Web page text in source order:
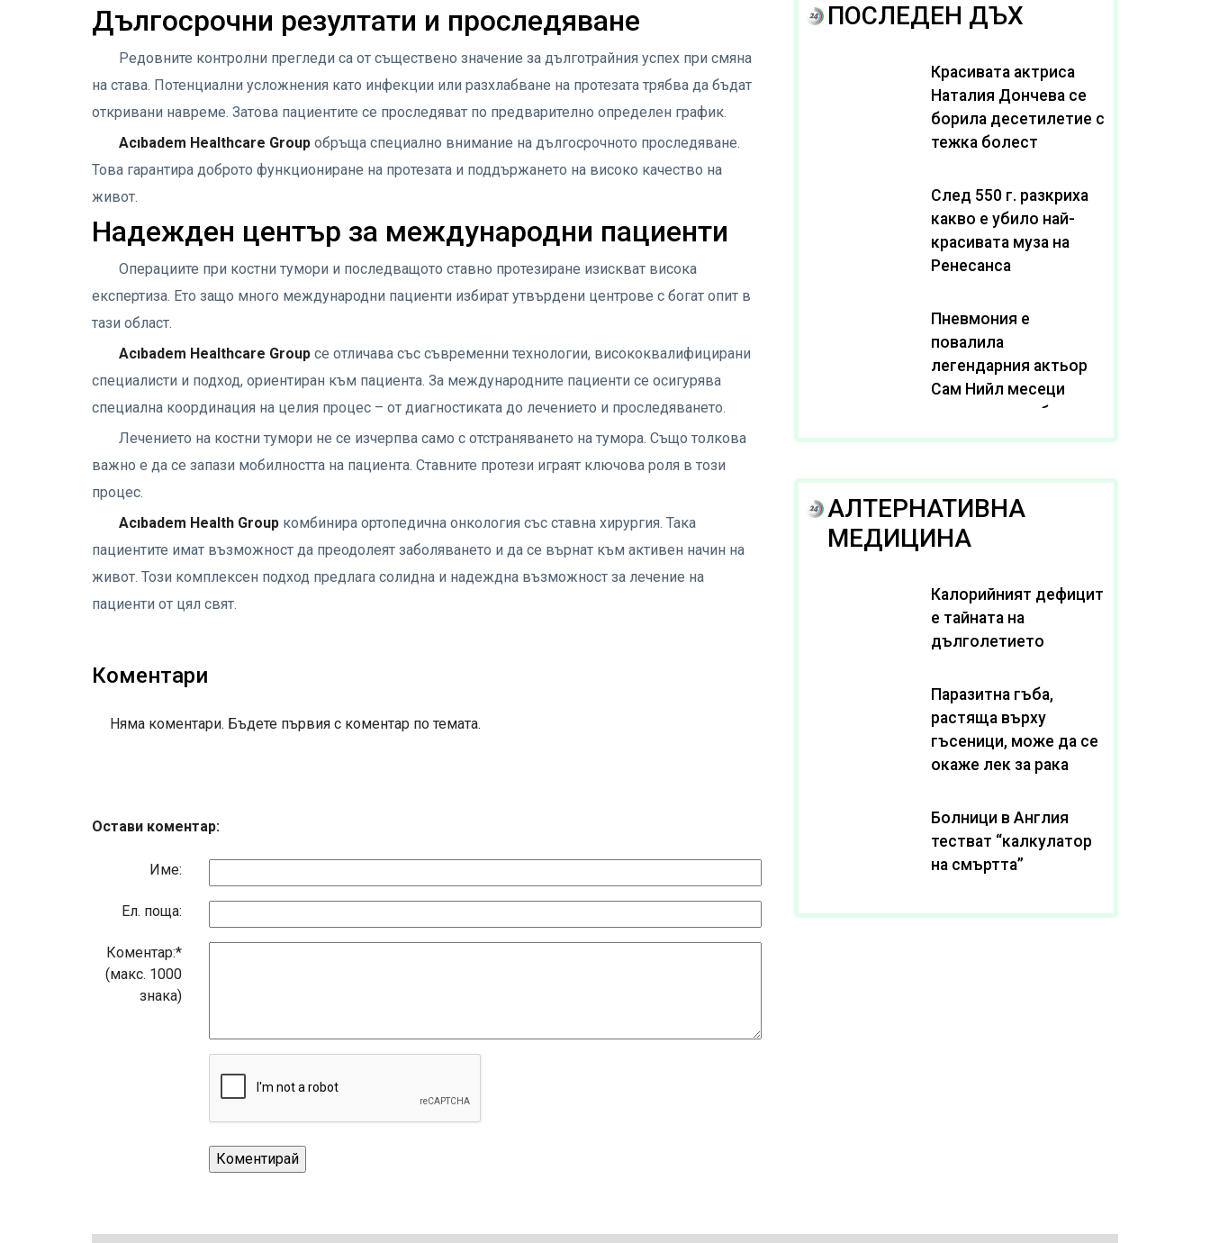
Дългосрочни резултати и проследяване
Редовните контролни прегледи са от съществено значение за дълготрайния успех при смяна
на става. Потенциални усложнения като инфекции или разхлабване на протезата трябва да бъдат
откривани навреме. Затова пациентите се проследяват по предварително определен график.
Acıbadem Healthcare Group обръща специално внимание на дългосрочното проследяване.
Това гарантира доброто функциониране на протезата и поддържането на високо качество на
живот.
Надежден център за международни пациенти
Операциите при костни тумори и последващото ставно протезиране изискват висока
експертиза. Ето защо много международни пациенти избират утвърдени центрове с богат опит в
тази област.
Acıbadem Healthcare Group се отличава със съвременни технологии, висококвалифицирани
специалисти и подход, ориентиран към пациента. За международните пациенти се осигурява
специална координация на целия процес – от диагностиката до лечението и проследяването.
Лечението на костни тумори не се изчерпва само с отстраняването на тумора. Също толкова
важно е да се запази мобилността на пациента. Ставните протези играят ключова роля в този
процес.
Acıbadem Health Group комбинира ортопедична онкология със ставна хирургия. Така
пациентите имат възможност да преодолеят заболяването и да се върнат към активен начин на
живот. Този комплексен подход предлага солидна и надеждна възможност за лечение на
пациенти от цял ​​свят.
Коментари
Няма коментари. Бъдете първия с коментар по темата.
Остави коментар:
Име:
Eл. поща:
Коментар:*
(макс. 1000
знака)
ПОСЛЕДЕН ДЪХ
Красивата актриса
Наталия Дончева се
борила десетилетие с
тежка болест
След 550 г. разкриха
какво е убило най-
красивата муза на
Ренесанса
Пневмония е
повалила
легендарния актьор
Сам Нийл месеци
след като пребори
рака
АЛТЕРНАТИВНА
МЕДИЦИНА
Калорийният дефицит
е тайната на
дълголетието
Паразитна гъба,
растяща върху
гъсеници, може да се
окаже лек за рака
Болници в Англия
тестват “калкулатор
на смъртта”